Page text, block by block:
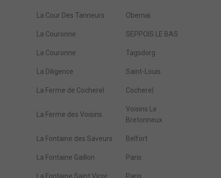
La Cour Des Tanneurs Obernai
La Couronne SEPPOIS LE BAS
La Couronne Tagsdorg
La Diligence Saint-Louis
La Ferme de Cocherel Cocherel
La Ferme des Voisins
Voisins Le
Bretonneux
La Fontaine des Saveurs Belfort
La Fontaine Gaillon Paris
La Fontaine Saint Vicor Paris